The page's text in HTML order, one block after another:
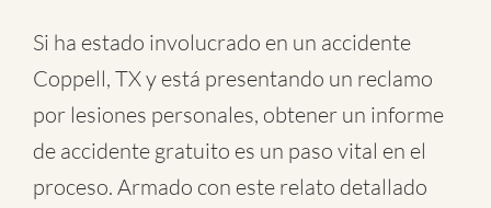
Si ha estado involucrado en un accidente
Coppell, TX y está presentando un reclamo
por lesiones personales, obtener un informe
de accidente gratuito es un paso vital en el
proceso. Armado con este relato detallado